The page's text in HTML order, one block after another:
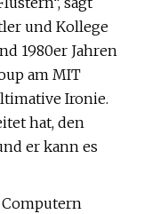
und Kollege
1980er Jahren
am MIT
Ironie.
hat, den
er kann es